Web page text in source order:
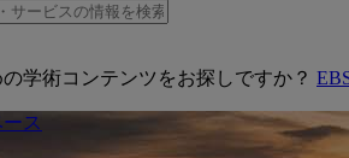
学術コンテンツをお探しですか？
ス